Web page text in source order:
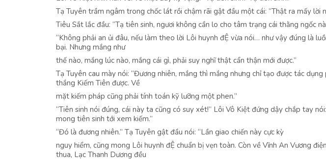
Tạ Tuyên trầm ngâm trong chốc lát rồi chậm rãi gật đầu một cái: “Thật ra mấy lời
Tiêu Sắt lắc đầu: “Tạ tiên sinh, ngươi không cần lo cho tâm trạng cái thằng ngốc
“Không phải an ủi đâu, nếu làm theo lời Lôi huynh đỆ vừa nói… như vậy đúng là
bại. Nhưng mắng như
thế nào, mắng lúc nào, mắng cái gì, phải suy nghĩ thật cẩn thận mới được.”
Tạ Tuyên cau mày nói: “Đương nhiên, mắng thì mắng nhưng chỉ tạo được tác
thắng Kiếm Tiên được. Về
mặt kiếm pháp cũng phải tính toán kỹ lưỡng một phen.”
“Tiên sinh nói đúng, cái này ta cũng có suy xét!” Lôi Vô Kiệt đứng dậy chắp tay
mong tiên sinh tới xem kiếm.”
“Đó là đương nhiên.” Tạ Tuyên gật đầu nói: “Lần giao chiến này cực kỳ
nguy hiểm, cũng mong Lôi huynh đỆ chuẩn bị vẹn toàn. Còn về Vĩnh An Vương
thua, Lạc Thanh Dương đều